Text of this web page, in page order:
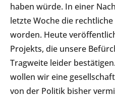
haben würde. In einer
letzte Woche die
worden. Heute
Projekts, die unsere
Tragweite leider
wollen wir eine
von der Politik bisher